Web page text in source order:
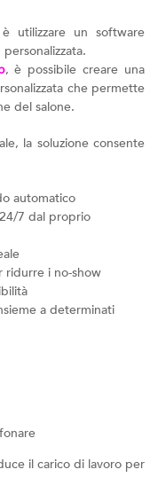
utilizzare un software
, è possibile creare una
che permette
del salone.
la soluzione consente
automatico
7 dal proprio
ridurre i no-show
a determinati
il carico di lavoro per